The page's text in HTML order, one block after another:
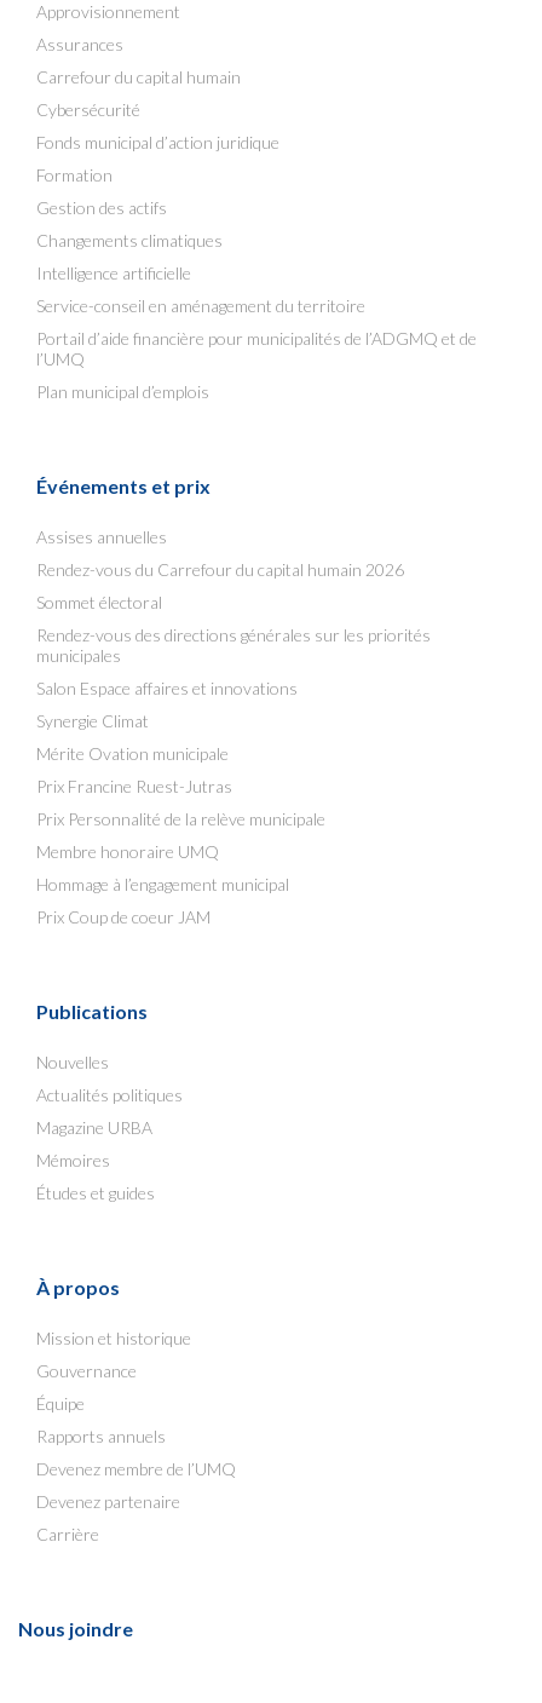
Approvisionnement
Assurances
Carrefour du capital humain
Cybersécurité
Fonds municipal d’action juridique
Formation
Gestion des actifs
Changements climatiques
Intelligence artificielle
Service-conseil en aménagement du territoire
Portail d’aide financière pour municipalités de l’ADGMQ et de
l’UMQ
Plan municipal d’emplois
Événements et prix
Assises annuelles
Rendez-vous du Carrefour du capital humain 2026
Sommet électoral
Rendez-vous des directions générales sur les priorités
municipales
Salon Espace affaires et innovations
Synergie Climat
Mérite Ovation municipale
Prix Francine Ruest-Jutras
Prix Personnalité de la relève municipale
Membre honoraire UMQ
Hommage à l’engagement municipal
Prix Coup de coeur JAM
Publications
Nouvelles
Actualités politiques
Magazine URBA
Mémoires
Études et guides
À propos
Mission et historique
Gouvernance
Équipe
Rapports annuels
Devenez membre de l’UMQ
Devenez partenaire
Carrière
Nous joindre